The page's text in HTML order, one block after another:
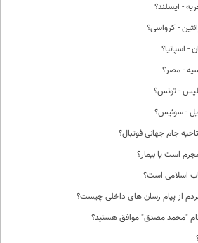
- ایسلند؟
- کرواسی؟
- اسپانیا؟
- مصر؟
- تونس؟
- سوئیس؟
جام جهانی فوتبال؟
است یا بیمار؟
اسلامی است؟
از پیام رسان های داخلی چیست؟
نام "محمد مصدق" موافق هستید؟